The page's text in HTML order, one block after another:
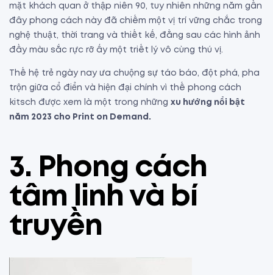
mặt khách quan ở thập niên 90, tuy nhiên những năm gần
đây phong cách này đã chiếm một vị trí vững chắc trong
nghệ thuật, thời trang và thiết kế, đằng sau các hình ảnh
đầy màu sắc rực rỡ ấy một triết lý vô cùng thú vị.
Thế hệ trẻ ngày nay ưa chuộng sự táo báo, đột phá, pha
trộn giữa cổ điển và hiện đại chính vì thế phong cách
kitsch được xem là một trong những xu hướng nổi bật
năm 2023 cho Print on Demand.
3. Phong cách
tâm linh và bí
truyền